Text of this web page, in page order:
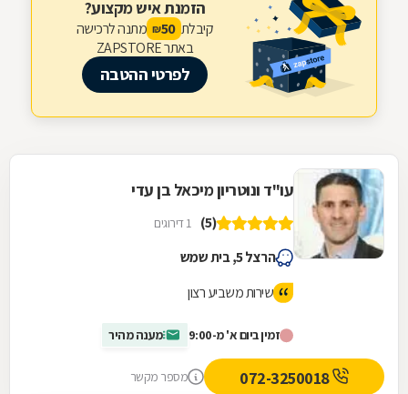
הזמנת איש מקצוע?
קיבלת 50
₪ מתנה לרכישה
באתר ZAPSTORE
לפרטי ההטבה
עו"ד ונוטריון מיכאל בן עדי
(5) 1 דירוגים
הרצל 5, בית שמש
שירות משביע רצון
זמין ביום א' מ-9:00 מענה מהיר
072-3250018 מספר מקשר